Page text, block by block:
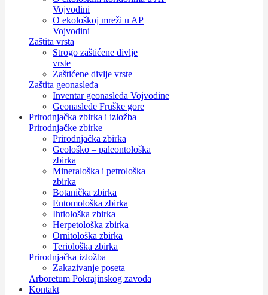
Vojvodini
O ekološkoj mreži u AP
Vojvodini
Zaštita vrsta
Strogo zaštićene divlje
vrste
Zaštićene divlje vrste
Zaštita geonasleđa
Inventar geonasleđa Vojvodine
Geonasleđe Fruške gore
Prirodnjačka zbirka i izložba
Prirodnjačke zbirke
Prirodnjačka zbirka
Geološko – paleontološka
zbirka
Mineraloška i petrološka
zbirka
Botanička zbirka
Entomološka zbirka
Ihtiološka zbirka
Herpetološka zbirka
Ornitološka zbirka
Teriološka zbirka
Prirodnjačka izložba
Zakazivanje poseta
Arboretum Pokrajinskog zavoda
Kontakt